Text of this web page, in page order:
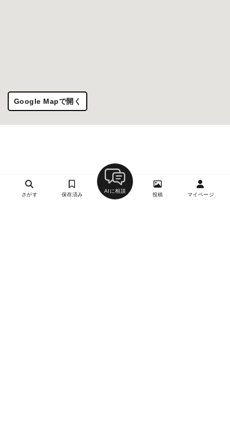
Google Mapで開く
さがす 保存済み
AIに相談
投稿 マイページ